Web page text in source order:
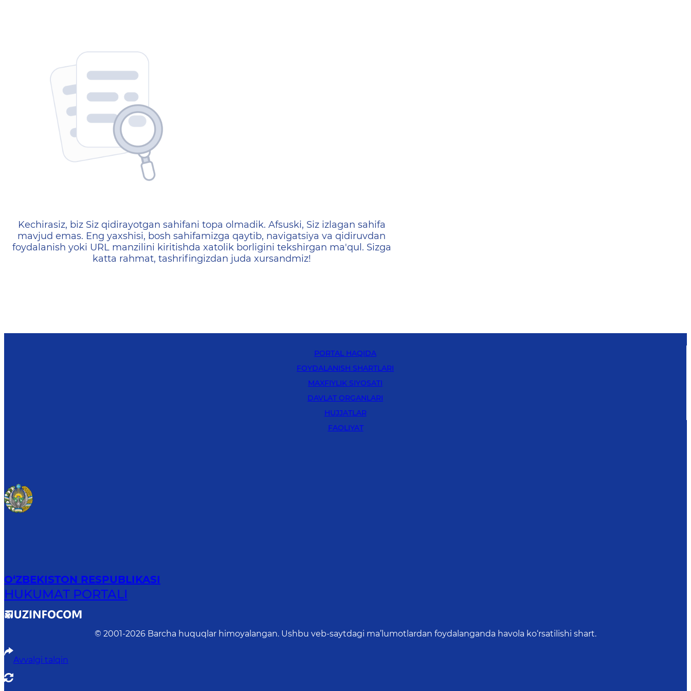
404 — Страница не найдена
Kechirasiz, biz Siz qidirayotgan sahifani topa olmadik. Afsuski, Siz izlagan sahifa
mavjud emas. Eng yaxshisi, bosh sahifamizga qaytib, navigatsiya va qidiruvdan
foydalanish yoki URL manzilini kiritishda xatolik borligini tekshirgan ma'qul. Sizga
katta rahmat, tashrifingizdan juda xursandmiz!
PORTAL HAQIDA
FOYDALANISH SHARTLARI
MAXFIYLIK SIYOSATI
DAVLAT ORGANLARI
HUJJATLAR
FAOLIYAT
O‘ZBEKISTON RESPUBLIKASI
HUKUMAT PORTALI
© 2001-2026 Barcha huquqlar himoyalangan. Ushbu veb-saytdagi ma’lumotlardan foydalanganda havola ko‘rsatilishi shart.
Avvalgi talqin